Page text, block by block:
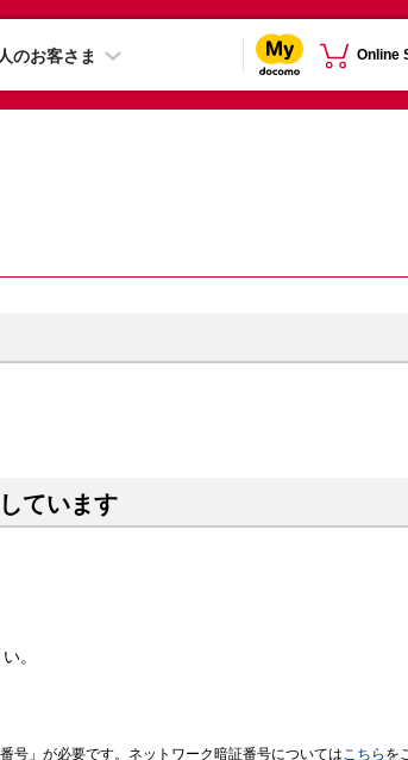
のお客さま Online
ています
。
号」が必要です。ネットワーク暗証番号についてはこちら を